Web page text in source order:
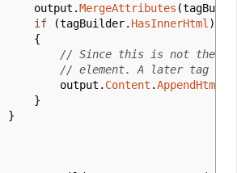
.MergeAttributes (
if
(tagBuilder. HasInnerHtml )
{
// Since this is not
// element. A later tag
. Content .AppendHtml
}
}